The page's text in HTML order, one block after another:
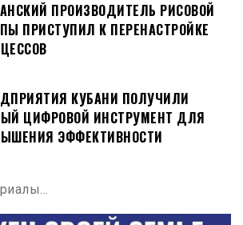
ПРОИЗВОДИТЕЛЬ РИСОВОЙ
ПРИСТУПИЛ К ПЕРЕНАСТРОЙКЕ
КУБАНИ ПОЛУЧИЛИ
ЦИФРОВОЙ ИНСТРУМЕНТ ДЛЯ
ЭФФЕКТИВНОСТИ